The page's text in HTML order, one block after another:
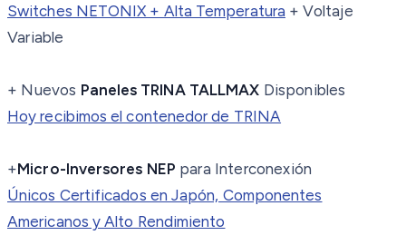
Switches NETONIX + Alta Temperatura + Voltaje
Variable
+ Nuevos Paneles TRINA TALLMAX Disponibles
Hoy recibimos el contenedor de TRINA
+Micro-Inversores NEP para Interconexión
Únicos Certificados en Japón, Componentes
Americanos y Alto Rendimiento